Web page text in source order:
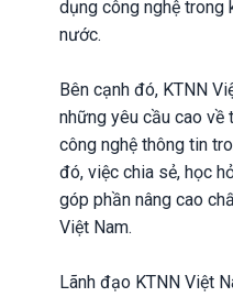
dụng công nghệ trong
nước.
Bên cạnh đó, KTNN
những yêu cầu cao về
công nghệ thông tin
đó, việc chia sẻ, học
góp phần nâng cao
Việt Nam.
Lãnh đạo KTNN Việt